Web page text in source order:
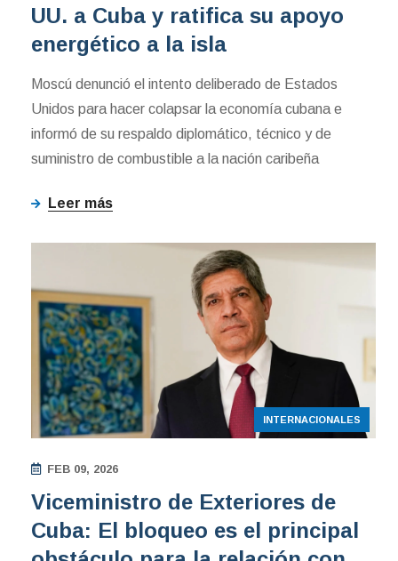
UU. a Cuba y ratifica su apoyo
energético a la isla
Moscú denunció el intento deliberado de Estados
Unidos para hacer colapsar la economía cubana e
informó de su respaldo diplomático, técnico y de
suministro de combustible a la nación caribeña
Leer más
INTERNACIONALES
FEB 09, 2026
Viceministro de Exteriores de
Cuba: El bloqueo es el principal